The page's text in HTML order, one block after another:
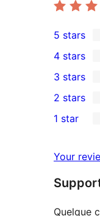
21
5-
star
reviews
5 stars
4-
star
reviews
4 stars
1
3-
star
3 stars
2-
reviews
2 stars
star
reviews
1 star
Your
Quelque